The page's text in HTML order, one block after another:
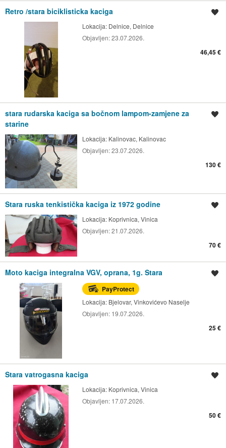
Retro /stara biciklisticka kaciga
Lokacija: Delnice, Delnice
Objavljen:23.07.2026.
46,45 €
stara rudarska kaciga sa bočnom lampom-zamjene za
starine
Lokacija: Kalinovac, Kalinovac
Objavljen:23.07.2026.
130 €
Stara ruska tenkistička kaciga iz 1972 godine
Lokacija: Koprivnica, Vinica
Objavljen:21.07.2026.
70 €
Moto kaciga integralna VGV, oprana, 1g. Stara
PayProtect
Lokacija: Bjelovar, Vinkovićevo Naselje
Objavljen: 19.07.2026.
25 €
Stara vatrogasna kaciga
Lokacija: Koprivnica, Vinica
Objavljen: 17.07.2026.
50 €